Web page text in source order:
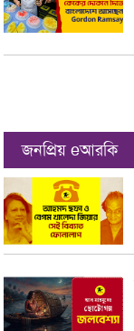
জনপ্রিয় eআরকি